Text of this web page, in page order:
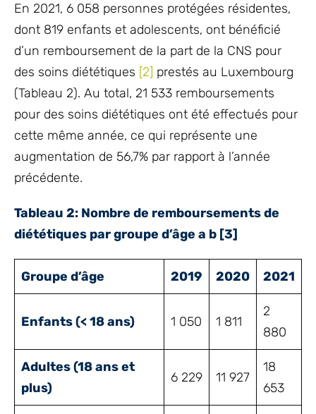
En 2021, 6 058 personnes protégées résidentes,
dont 819 enfants et adolescents, ont bénéficié
d’un remboursement de la part de la CNS pour
des soins diététiques [2] prestés au Luxembourg
(Tableau 2). Au total, 21 533 remboursements
pour des soins diététiques ont été effectués pour
cette même année, ce qui représente une
augmentation de 56,7% par rapport à l’année
précédente.
Tableau 2: Nombre de remboursements de
diététiques par groupe d’âge a b [3]
Groupe d’âge 2019 2020 2021
Enfants (< 18 ans) 1 050 1 811
2
880
Adultes (18 ans et
plus)
6 229 11 927
18
653